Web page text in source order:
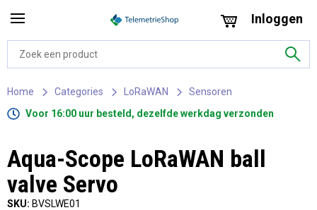
Inloggen
Home Categories LoRaWAN
Sensoren
Voor 16:00 uur besteld, dezelfde werkdag verzonden
Aqua-Scope LoRaWAN ball
valve Servo
SKU: BVSLWE01